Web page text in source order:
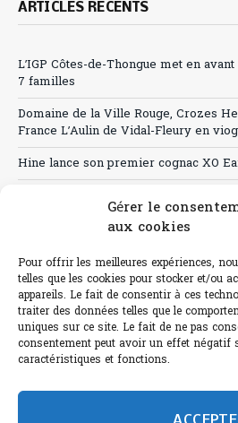
Gérer le
aux cookies
Pour offrir les meilleures expériences,
telles que les cookies pour stocker et/ou
appareils. Le fait de consentir à ces
traiter des données telles que le
uniques sur ce site. Le fait de ne pas
consentement peut avoir un effet négatif
caractéristiques et fonctions.
ARTICLES RÉCENTS
L’IGP Côtes-de-Thongue met en
7 familles
Domaine de la Ville Rouge, Crozes
France L’Aulin de Vidal-Fleury en
Hine lance son premier cognac XO
Sélection de rosés 2026
L'abus d'alcool est
©paris-bistro 2026 Paris-bistro.com